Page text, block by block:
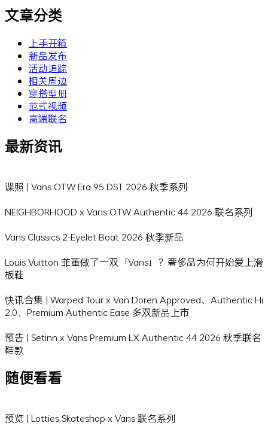
文章分类
上手开箱
新品发布
活动追踪
相关周边
穿搭型册
范式视频
高端联名
最新资讯
谍照 | Vans OTW Era 95 DST 2026 秋季系列
NEIGHBORHOOD x Vans OTW Authentic 44 2026 联名系列
Vans Classics 2-Eyelet Boat 2026 秋季新品
Louis Vuitton 菲董做了一双「Vans」？奢侈品为何开始爱上滑
板鞋
快讯合集 | Warped Tour x Van Doren Approved、Authentic Hi
2.0、Premium Authentic Ease 多双新品上市
预告 | Setinn x Vans Premium LX Authentic 44 2026 秋季联名
鞋款
随便看看
预览 | Lotties Skateshop x Vans 联名系列